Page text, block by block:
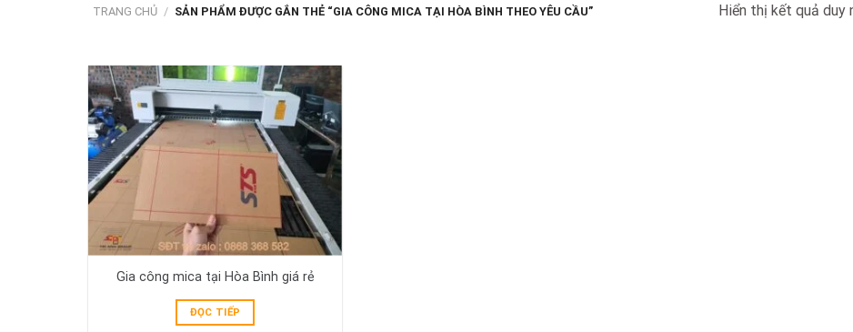
TRANG CHỦ / SẢN PHẨM ĐƯỢC GẮN THẺ “GIA CÔNG MICA TẠI HÒA BÌNH THEO YÊU CẦU” Hiển thị kết quả duy
Gia công mica tại Hòa Bình giá rẻ
ĐỌC TIẾP